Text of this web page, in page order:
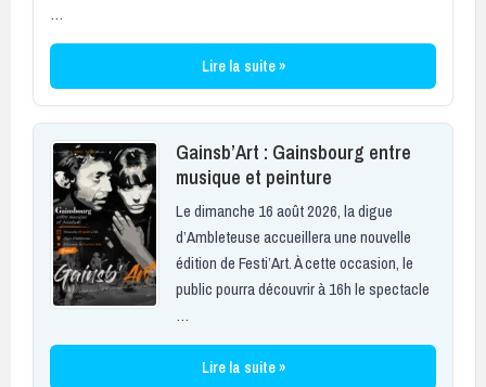
…
Lire la suite »
Gainsb’Art : Gainsbourg entre
musique et peinture
Le dimanche 16 août 2026, la digue
d’Ambleteuse accueillera une nouvelle
édition de Festi’Art. À cette occasion, le
public pourra découvrir à 16h le spectacle
…
Lire la suite »